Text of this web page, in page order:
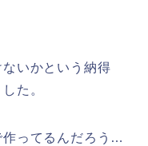
いかという納得
た。
作ってるんだろう…